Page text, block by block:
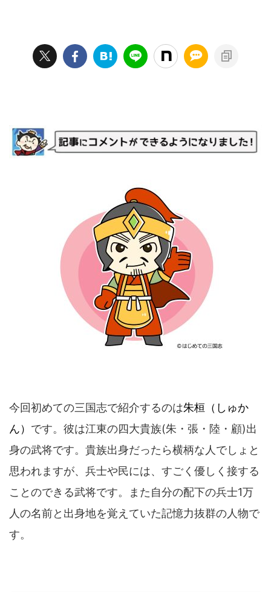
今回初めての三国志で紹介するのは朱桓（しゅか
ん） です。彼は江東の四大貴族(朱・張・陸・顧)出
身の武将です。貴族出身だったら横柄な人でしょと
思われますが、兵士や民には、すごく優しく接する
ことのできる武将です。また自分の配下の兵士1万
人の名前と出身地を覚えていた記憶力抜群の人物で
す。